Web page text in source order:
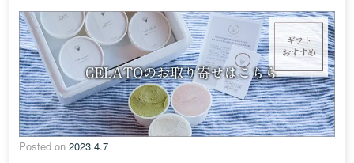
Posted on2023.4.7